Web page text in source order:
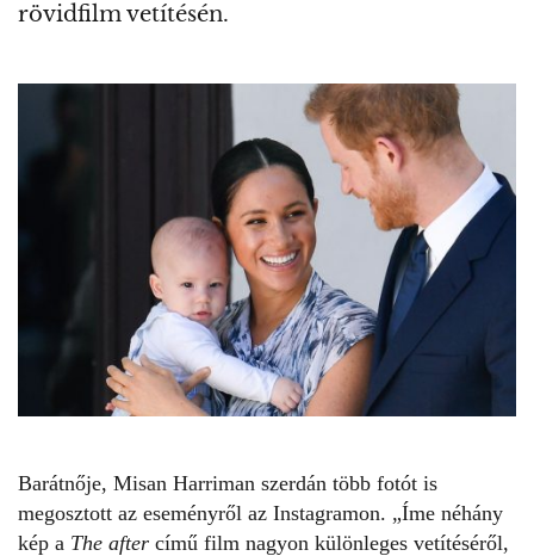
rövidfilm vetítésén.
Barátnője, Misan Harriman szerdán több fotót is
megosztott az eseményről az Instagramon. „Íme néhány
kép a The after című film nagyon különleges vetítéséről,